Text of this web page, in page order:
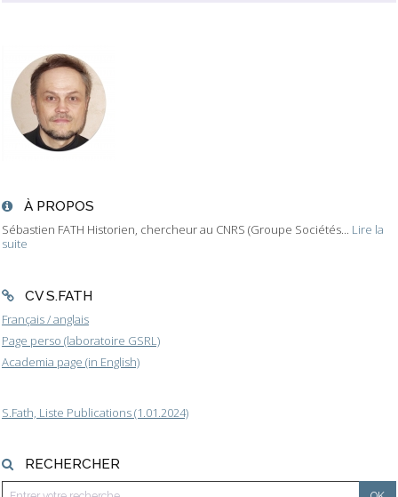
À PROPOS
Sébastien FATH Historien, chercheur au CNRS (Groupe Sociétés... Lire la
suite
CV S.FATH
Français / anglais
Page perso (laboratoire GSRL)
Academia page (in English)
S.Fath, Liste Publications (1.01.2024)
RECHERCHER